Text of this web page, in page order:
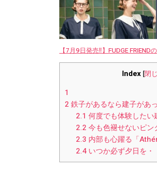
【7月9日発売‼︎】FUDGE
Index [閉
1
2 鉄子があるなら建子があ
2.1 何度でも体験したい
2.2 今も色褪せないピン
2.3 内部も心躍る「
2.4いつか必ず夕日を・